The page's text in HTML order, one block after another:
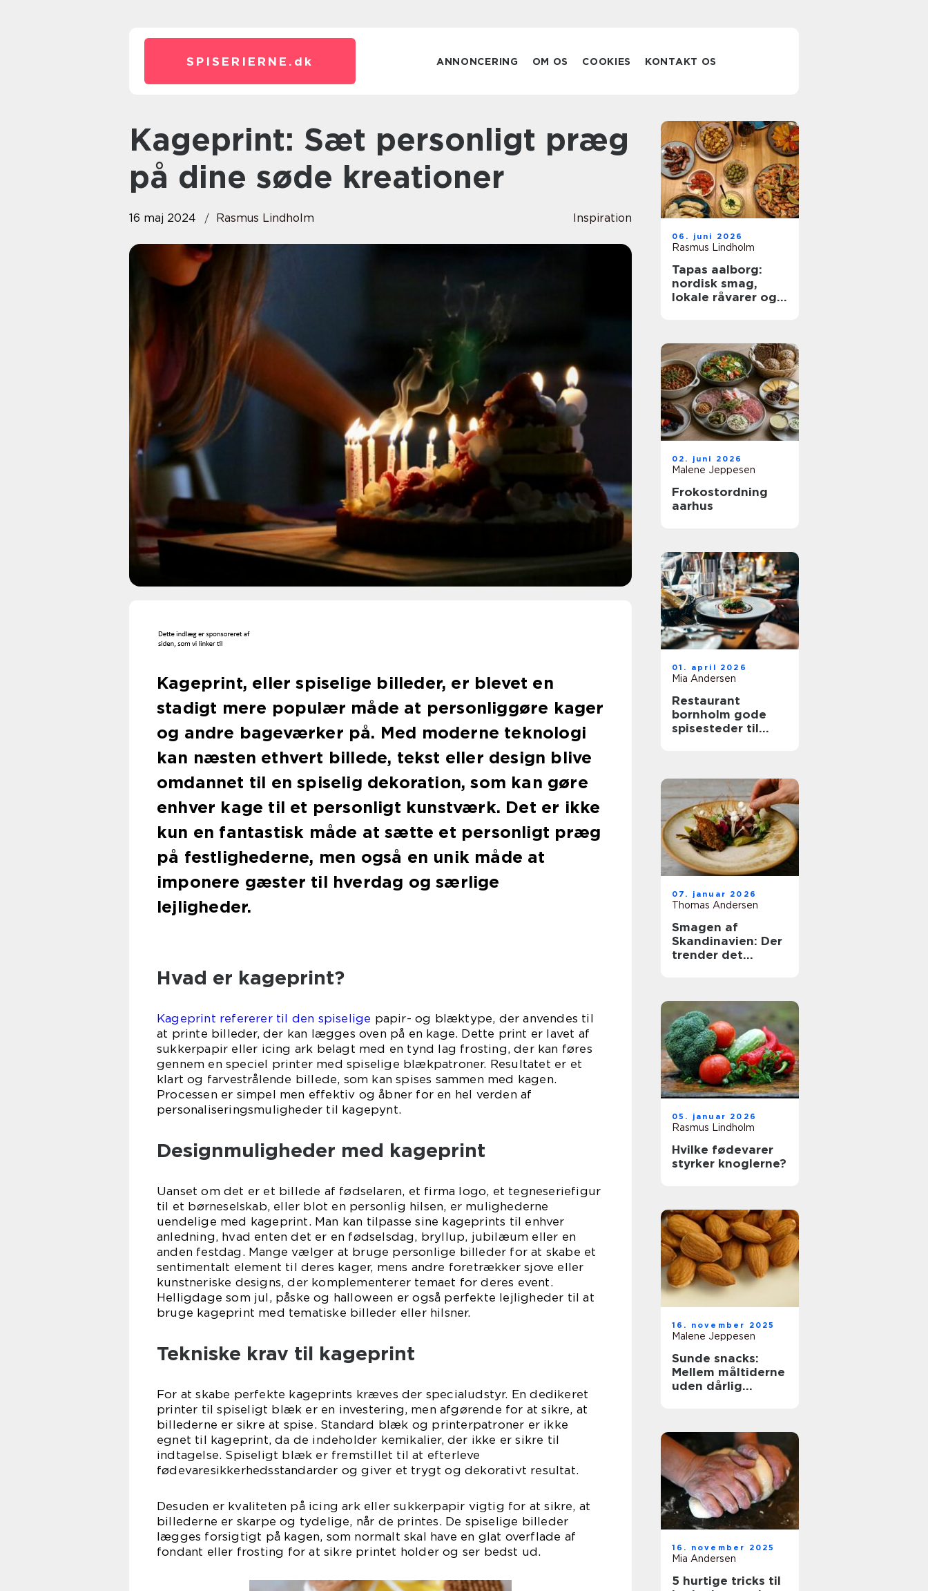
SPISERIERNE. dk ANNONCERING OM OS COOKIES KONTAKT OS
Kageprint: Sæt personligt præg
på dine søde kreationer
16 maj 2024 Rasmus Lindholm Inspiration
Kageprint, eller spiselige billeder, er blevet en
stadigt mere populær måde at personliggøre kager
og andre bageværker på. Med moderne teknologi
kan næsten ethvert billede, tekst eller design blive
omdannet til en spiselig dekoration, som kan gøre
enhver kage til et personligt kunstværk. Det er ikke
kun en fantastisk måde at sætte et personligt præg
på festlighederne, men også en unik måde at
imponere gæster til hverdag og særlige
lejligheder.
Hvad er kageprint?
Kageprint refererer til den spiselige papir- og blæktype, der anvendes til
at printe billeder, der kan lægges oven på en kage. Dette print er lavet af
sukkerpapir eller icing ark belagt med en tynd lag frosting, der kan føres
gennem en speciel printer med spiselige blækpatroner. Resultatet er et
klart og farvestrålende billede, som kan spises sammen med kagen.
Processen er simpel men effektiv og åbner for en hel verden af
personaliseringsmuligheder til kagepynt.
Designmuligheder med kageprint
Uanset om det er et billede af fødselaren, et firma logo, et tegneseriefigur
til et børneselskab, eller blot en personlig hilsen, er mulighederne
uendelige med kageprint. Man kan tilpasse sine kageprints til enhver
anledning, hvad enten det er en fødselsdag, bryllup, jubilæum eller en
anden festdag. Mange vælger at bruge personlige billeder for at skabe et
sentimentalt element til deres kager, mens andre foretrækker sjove eller
kunstneriske designs, der komplementerer temaet for deres event.
Helligdage som jul, påske og halloween er også perfekte lejligheder til at
bruge kageprint med tematiske billeder eller hilsner.
Tekniske krav til kageprint
For at skabe perfekte kageprints kræves der specialudstyr. En dedikeret
printer til spiseligt blæk er en investering, men afgørende for at sikre, at
billederne er sikre at spise. Standard blæk og printerpatroner er ikke
egnet til kageprint, da de indeholder kemikalier, der ikke er sikre til
indtagelse. Spiseligt blæk er fremstillet til at efterleve
fødevaresikkerhedsstandarder og giver et trygt og dekorativt resultat.
Desuden er kvaliteten på icing ark eller sukkerpapir vigtig for at sikre, at
billederne er skarpe og tydelige, når de printes. De spiselige billeder
lægges forsigtigt på kagen, som normalt skal have en glat overflade af
fondant eller frosting for at sikre printet holder og ser bedst ud.
06. juni 2026
Rasmus Lindholm
Tapas aalborg:
nordisk smag,
lokale råvarer og
02. juni 2026
Malene Jeppesen
Frokostordning
aarhus
01. april 2026
Mia Andersen
Restaurant
bornholm gode
spisesteder til
07. januar 2026
Thomas Andersen
Smagen af
Skandinavien: Der
trender det
05. januar 2026
Rasmus Lindholm
Hvilke fødevarer
styrker knoglerne?
16. november 2025
Malene Jeppesen
Sunde snacks:
Mellem måltiderne
uden dårlig
16. november 2025
Mia Andersen
5 hurtige tricks til